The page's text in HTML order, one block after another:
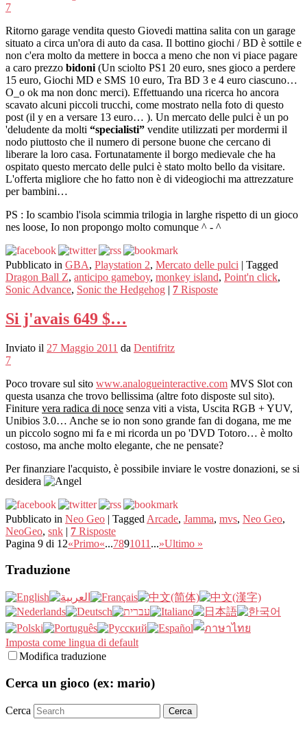
7
Ritorno garage vendita questo Giovedi mattina salita con un garage
situato a circa un'ora di auto da casa. Il bottino giochi / BD è sottile e
non c'era molto da mettere in bocca a meno che non vi piace pagare
a caro prezzo bidoni (Un sciolto PS1 20 euro, snes gioco a perdere
15 euro, Giochi MD e SMS 10 euro, Tra BD 3 e 4 euro ciascuno…
O_o ok ma non donc merci). Effettuando una ricerca ho ancora
scavato alcuni piccoli trucchi, come mostrato nella foto di questo
post (il y en a versare 13 euro… ). Un mercato delle pulci è un po
'deludente da molti “specialisti” vendite utilizzati per mordermi il
nodo piuttosto che il numero di persone buone che cercano di
liberare la loro casa. Fortunatamente il borgo medievale che ha
ospitato questo mercato delle pulci è stato molto bello da visitare.
L'offerta migliore che ho fatto non è di videogiochi ma attrezzature
per bambini…
PS : Io scambio l'isola scimmia trilogia in larghe rispetto di un gioco
nes loose, Io non propongo molto comunque ^ - ^
Pubblicato in GBA, Playstation 2, Mercato delle pulci | Tagged
Dragon Ball Z, anticipo gameboy, monkey island, Point'n click,
Sonic Advance, Sonic the Hedgehog | 7 Risposte
Si j'avais 649 $…
Inviato il 27 Maggio 2011 da Dentifritz
7
Poco trovare sul sito www.analogueinteractive.com MVS Slot con
questa usanza che trovo bellissima (altre foto disposte sul sito).
Finiture vera radica di noce senza viti a vista, Uscita RGB + YUV,
Unibios 3.0… Anche se io non sono grande fan di dogana, me me
un piccolo sogno mi fa e mi ricorda un po 'DVD Totoro… è molto
costoso, ma anche molto elegante, che ne pensate?
Per finanziare l'acquisto, è possibile inviare le vostre donazioni, se si
desidera
Pubblicato in Neo Geo | Tagged Arcade, Jamma, mvs, Neo Geo,
NeoGeo, snk | 7 Risposte
Pagina 9 di 12«Primo«...7891011 ...»Ultimo »
Traduzione
Imposta come lingua di default
Modifica traduzione
Cerca un gioco (ex: mario)
Cerca